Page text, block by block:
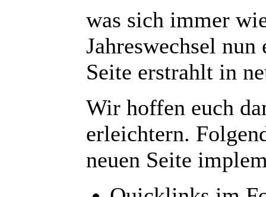
was sich immer
Jahreswechsel
Seite erstrahlt in
Wir hoffen euch
erleichtern.
neuen Seite